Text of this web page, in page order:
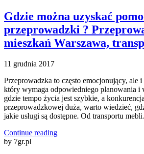
Gdzie można uzyskać
przeprowadzki ?
mieszkań Warszawa,
11 grudnia 2017
Przeprowadzka to często emocjonujący, ale i
który wymaga odpowiedniego planowania i
gdzie tempo życia jest szybkie, a
przeprowadzkowej duża, warto wiedzieć,
jakie usługi są dostępne. Od transportu
Continue reading
by 7gr.pl